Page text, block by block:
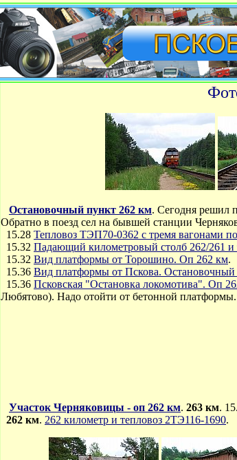
Остановочный пункт 262 км. Сегодня решил
Обратно в поезд сел на бывшей станции
15.28 Тепловоз ТЭП70-0362 с тремя вагонами
15.32 Падающий километровый столб 262/261
15.32 Вид платформы от Торошино. Оп 262 км.
15.36 Вид платформы от Пскова. Остановочный
15.36 Псковская "Остановка локомотива". Оп
Любятово). Надо отойти от бетонной платформы.
Участок Черняковицы - оп 262 км. 263 км.
262 км. 262 километр и тепловоз 2ТЭ116-1690.